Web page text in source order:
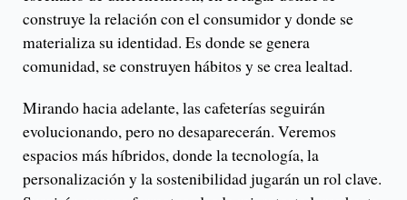
construye la relación con el consumidor y donde se
materializa su identidad. Es donde se genera
comunidad, se construyen hábitos y se crea lealtad.
Mirando hacia adelante, las cafeterías seguirán
evolucionando, pero no desaparecerán. Veremos
espacios más híbridos, donde la tecnología, la
personalización y la sostenibilidad jugarán un rol clave.